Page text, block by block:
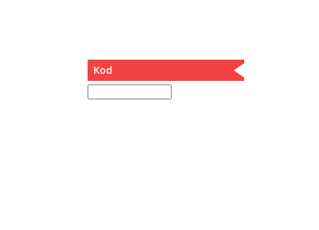
Separatör
Kod